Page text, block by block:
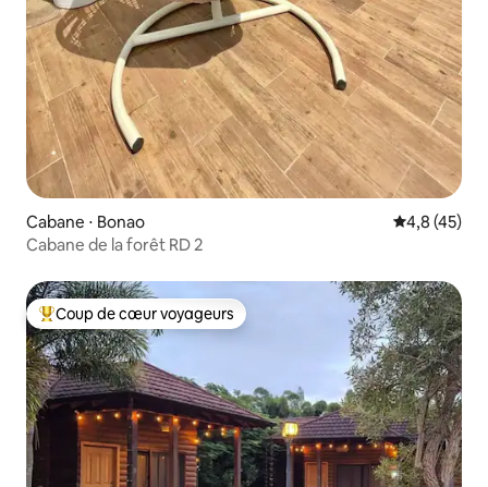
Cabane ⋅ Bonao Évaluation
4,8 (45)
Cabane de la forêt RD 2
Coups de cœur voyageurs les plus appréciés
Coup de cœur voyageurs